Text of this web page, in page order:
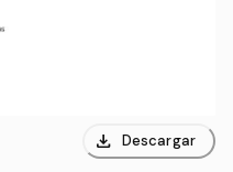
download Descargar